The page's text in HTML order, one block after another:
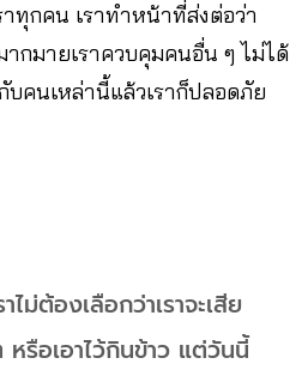
าทุกคน เราทำหน้าที่ส่งต่อว่า
กมายเราควบคุมคนอื่น ๆ ไม่ได้
บคนเหล่านี้แล้วเราก็ปลอดภัย
ไม่ต้องเลือกว่าเราจะเสีย
รือเอาไว้กินข้าว แต่วันนี้